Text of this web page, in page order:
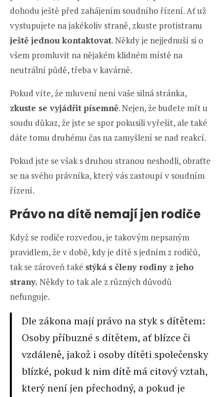
dohodu ještě před zahájením soudního řízení. Ať už
vystupujete na jakékoliv straně, zkuste protistranu
ještě jednou kontaktovat. Někdy je nejjednuší si o
všem promluvit na nějakém klidném místě na
neutrální půdě, třeba v kavárně.
Pokud víte, že mluvení není vaše silná stránka,
zkuste se vyjádřit písemně. Nejen, že budete mít u
soudu důkaz, že jste se spor pokusili vyřešit, ale také
dáte tomu druhému čas na zamyšlení se nad reakcí.
Pokud jste se však s druhou stranou neshodli, obraťte
se na svého právníka, který vás zastoupí v soudním
řízení.
Právo na dítě nemají jen rodiče
Když se rodiče rozvedou, je takovým nepsaným
pravidlem, že v době, kdy je dítě s jedním z rodičů,
tak se zároveň také stýká s členy rodiny z jeho
strany. Někdy to tak ale z různých důvodů
nefunguje.
Dle zákona mají právo na styk s dítětem:
Osoby příbuzné s dítětem, ať blízce či
vzdáleně, jakož i osoby dítěti společensky
blízké, pokud k nim dítě má citový vztah,
který není jen přechodný, a pokud je